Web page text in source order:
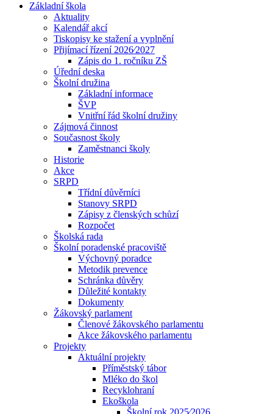
Základní škola
Aktuality
Kalendář akcí
Tiskopisy ke stažení a vyplnění
Přijímací řízení 2026⁄2027
Zápis do 1. ročníku ZŠ
Úřední deska
Školní družina
Základní informace
ŠVP
Vnitřní řád školní družiny
Zájmová činnost
Současnost školy
Zaměstnanci školy
Historie
Akce
SRPD
Třídní důvěrníci
Stanovy SRPD
Zápisy z členských schůzí
Rozpočet
Školská rada
Školní poradenské pracoviště
Výchovný poradce
Metodik prevence
Schránka důvěry
Důležité kontakty
Dokumenty
Žákovský parlament
Členové žákovského parlamentu
Akce žákovského parlamentu
Projekty
Aktuální projekty
Příměstský tábor
Mléko do škol
Recyklohraní
Ekoškola
Školní rok 2025⁄2026